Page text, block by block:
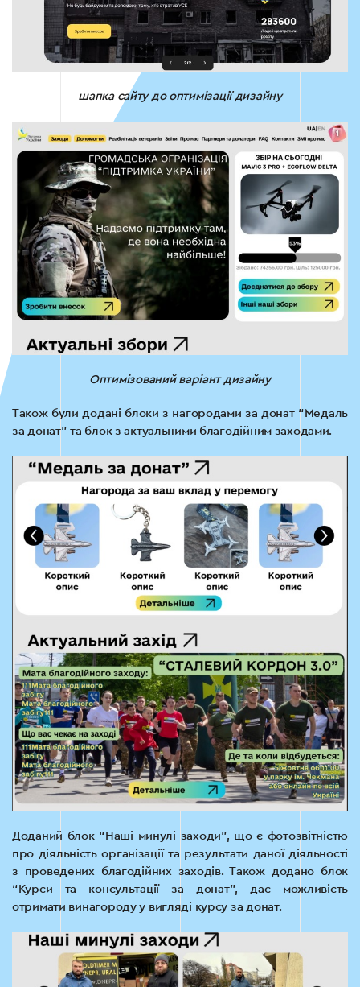
шапка сайту до оптимізації дизайну
Оптимізований варіант дизайну
Також були додані блоки з нагородами за донат “Медаль
за донат” та блок з актуальними благодійним заходами.
Доданий блок “Наші минулі заходи”, що є фотозвітністю
про діяльність організації та результати даної діяльності
з проведених благодійних заходів. Також додано блок
“Курси та консультації за донат”, дає можливість
отримати винагороду у вигляді курсу за донат.